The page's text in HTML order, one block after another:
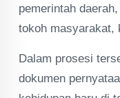
pemerintah
tokoh masyarakat,
Dalam prosesi
dokumen